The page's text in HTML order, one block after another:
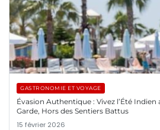
GASTRONOMIE ET VOYAGE
Évasion Authentique : Vivez l’Été Indien
Garde, Hors des Sentiers Battus
15 février 2026